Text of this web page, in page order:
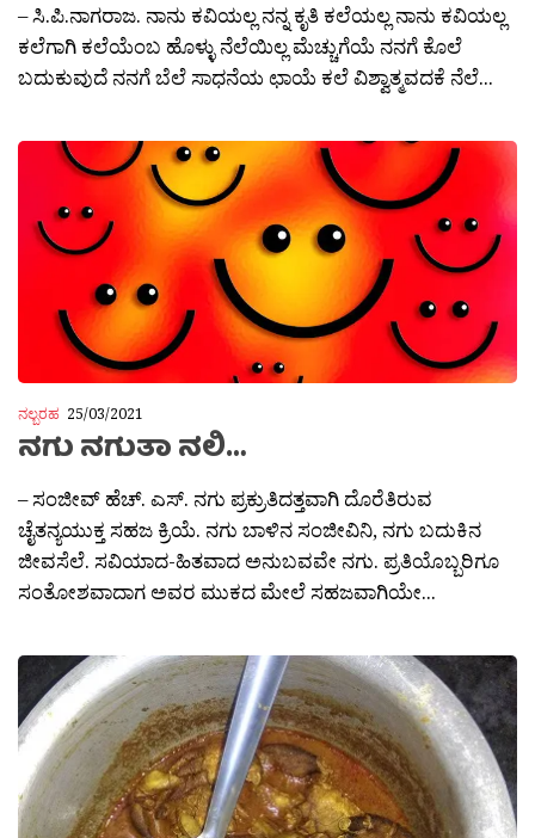
– ಸಿ.ಪಿ.ನಾಗರಾಜ. ನಾನು ಕವಿಯಲ್ಲ ನನ್ನ ಕೃತಿ ಕಲೆಯಲ್ಲ ನಾನು ಕವಿಯಲ್ಲ
ಕಲೆಗಾಗಿ ಕಲೆಯೆಂಬ ಹೊಳ್ಳು ನೆಲೆಯಿಲ್ಲ ಮೆಚ್ಚುಗೆಯೆ ನನಗೆ ಕೊಲೆ
ಬದುಕುವುದೆ ನನಗೆ ಬೆಲೆ ಸಾಧನೆಯ ಛಾಯೆ ಕಲೆ ವಿಶ್ವಾತ್ಮವದಕೆ ನೆಲೆ...
ನಲ್ಬರಹ 25/03/2021
ನಗು ನಗುತಾ ನಲಿ…
– ಸಂಜೀವ್ ಹೆಚ್. ಎಸ್. ನಗು ಪ್ರಕ್ರುತಿದತ್ತವಾಗಿ ದೊರೆತಿರುವ
ಚೈತನ್ಯಯುಕ್ತ ಸಹಜ ಕ್ರಿಯೆ. ನಗು ಬಾಳಿನ ಸಂಜೀವಿನಿ, ನಗು ಬದುಕಿನ
ಜೀವಸೆಲೆ. ಸವಿಯಾದ-ಹಿತವಾದ ಅನುಬವವೇ ನಗು. ಪ್ರತಿಯೊಬ್ಬರಿಗೂ
ಸಂತೋಶವಾದಾಗ ಅವರ ಮುಕದ ಮೇಲೆ ಸಹಜವಾಗಿಯೇ...